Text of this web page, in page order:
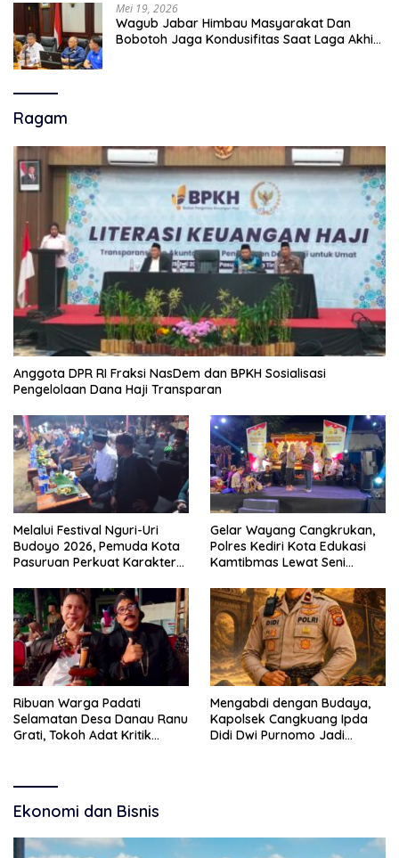
Mei 19, 2026
Wagub Jabar Himbau Masyarakat Dan
Bobotoh Jaga Kondusifitas Saat Laga Akhir
Ragam
Anggota DPR RI Fraksi NasDem dan BPKH Sosialisasi
Pengelolaan Dana Haji Transparan
Melalui Festival Nguri-Uri
Budoyo 2026, Pemuda Kota
Pasuruan Perkuat Karakter
Narkoba
Gelar Wayang Cangkrukan,
Polres Kediri Kota Edukasi
Kamtibmas Lewat Seni
Ribuan Warga Padati
Selamatan Desa Danau Ranu
Grati, Tokoh Adat Kritik
Mengabdi dengan Budaya,
Kapolsek Cangkuang Ipda
Didi Dwi Purnomo Jadi
Ekonomi dan Bisnis